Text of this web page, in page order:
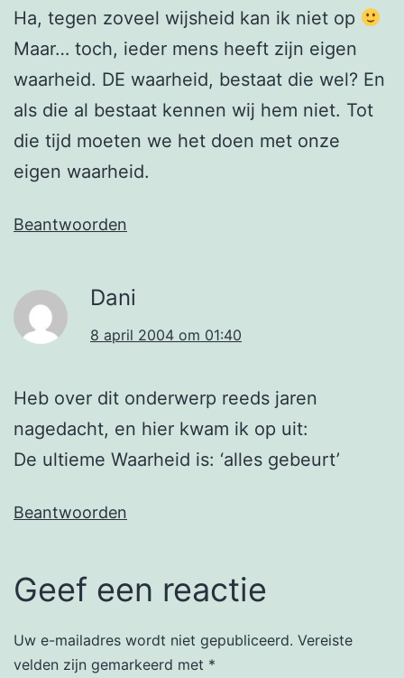
Ha, tegen zoveel wijsheid kan ik niet op
Maar… toch, ieder mens heeft zijn eigen
waarheid. DE waarheid, bestaat die wel? En
als die al bestaat kennen wij hem niet. Tot
die tijd moeten we het doen met onze
eigen waarheid.
Beantwoorden
Dani
8 april 2004 om 01:40
Heb over dit onderwerp reeds jaren
nagedacht, en hier kwam ik op uit:
De ultieme Waarheid is: ‘alles gebeurt’
Beantwoorden
Geef een reactie
Uw e-mailadres wordt niet gepubliceerd. Vereiste
velden zijn gemarkeerd met *